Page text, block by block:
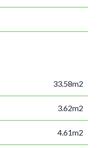
33.58m2
3.62m2
4.61m2